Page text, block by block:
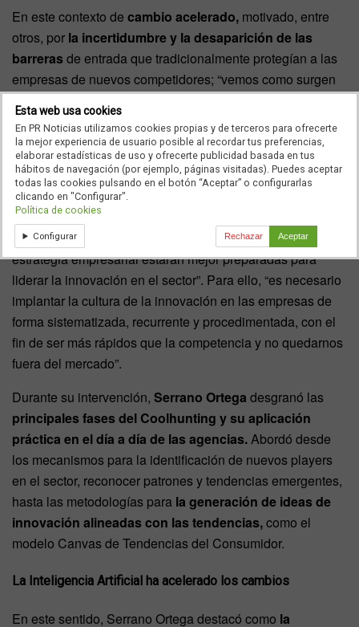
En este contexto de cambio acelerado, motivado, entre
otros, por la incertidumbre y la desaparición de las
barreras de entrada que tradicionalmente protegían a las
empresas de nuevos competidores; “vemos como surgen
contendientes connuevas propuestas de valor y
nuevos modelos de negocio,
que satisfacen las
demandas de los clientes, cambian las reglas del juego y
están transformando y redefiniendo todos los sectores y
las funciones corporativas”.
Así, en un mundo que cambia rápidamente, “las agencias
que logren integrar la
metodología Coolhuntingen su
estrategia empresarial estarán mejor preparadas para
liderar la innovación en el sector”. Para ello, “es necesario
implantar la cultura de la innovación en las empresas de
forma sistematizada, recurrente y procedimentada, con el
fin de ser más rápidos que la competencia y no quedarnos
fuera del mercado”.
Durante su intervención, Serrano Ortega desgranó las
principales fases del Coolhunting y su aplicación
práctica en el día a día de las agencias. Abordó desde
los mecanismos para la identificación de nuevos players
en el sector, reconocer patrones y tendencias emergentes,
hasta las metodologías para la generación de ideas de
innovación alineadas con las tendencias,como el
modelo Canvas de Tendencias del Consumidor.
La Inteligencia Artificial ha acelerado los cambios
En este sentido, Serrano Ortega destacó como la
Esta web usa cookies
En PR Noticias utilizamos cookies propias y de terceros para ofrecerte
la mejor experiencia de usuario posible al recordar tus preferencias,
elaborar estadísticas de uso y ofrecerte publicidad basada en tus
hábitos de navegación (por ejemplo, páginas visitadas). Puedes aceptar
todas las cookies pulsando en el botón “Aceptar” o configurarlas
clicando en "Configurar".
Política de cookies
Configurar Rechazar Aceptar